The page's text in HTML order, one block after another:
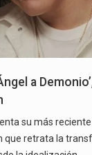
a
su más
que retrata la